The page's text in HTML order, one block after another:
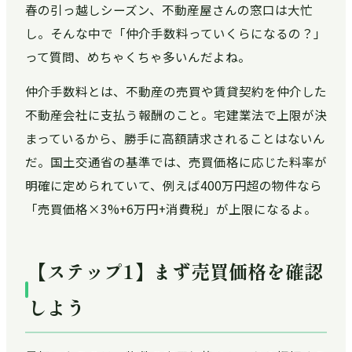
春の引っ越しシーズン、不動産屋さんの窓口は大忙
し。そんな中で「仲介手数料っていくらになるの？」
って質問、めちゃくちゃ多いんだよね。
仲介手数料とは、不動産の売買や賃貸契約を仲介した
不動産会社に支払う報酬のこと。宅建業法で上限が決
まっているから、勝手に高額請求されることはないん
だ。国土交通省の基準では、売買価格に応じた料率が
明確に定められていて、例えば400万円超の物件なら
「売買価格×3%+6万円+消費税」が上限になるよ。
【ステップ1】まず売買価格を確認
しよう